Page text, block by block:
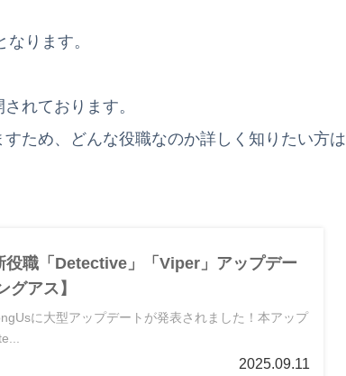
ります。
れております。
ため、どんな役職なのか詳しく知りたい方は
役職「Detective」「Viper」アップデー
グアス】
に大型アップデートが発表されました！本アップ
2025.09.11